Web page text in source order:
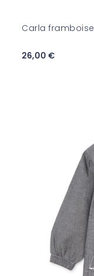
Carla framboise
26,00 €